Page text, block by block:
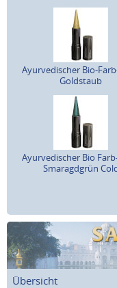
Ayurvedischer Bio-
Goldstaub
Ayurvedischer Bio
Smaragdgrün
Übersicht